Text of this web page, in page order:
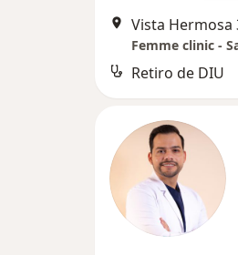
Vista Hermosa
Femme clinic -
Retiro de DIU